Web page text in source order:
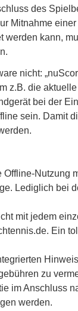
des
Mitnahme
kann,
nicht:
z.B. die
bei der
sein. Damit
Nutzung
Lediglich bei
mit jedem
Ein
zu
im Anschluss
werden.